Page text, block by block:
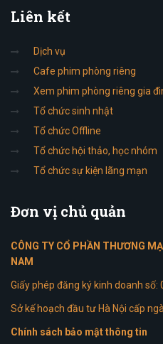
Liên kết
Dịch vụ
Cafe phim phòng riêng
Xem phim phòng riêng gia
Tổ chức sinh nhật
Tổ chức Offline
Tổ chức hội thảo, học nhóm
Tổ chức sự kiện lãng mạn
Đơn vị chủ quản
CÔNG TY CỔ PHẦN THƯƠNG
NAM
Giấy phép đăng ký kinh doanh số:
Sở kế hoạch đầu tư Hà Nội cấp
Chính sách bảo mật thông tin